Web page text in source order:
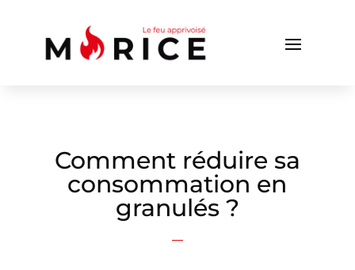
Comment réduire sa
consommation en
granulés ?